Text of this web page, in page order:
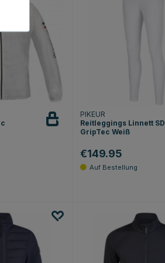
PIKEUR
Reitleggings Linnett SD
GripTec Weiß
€149.95